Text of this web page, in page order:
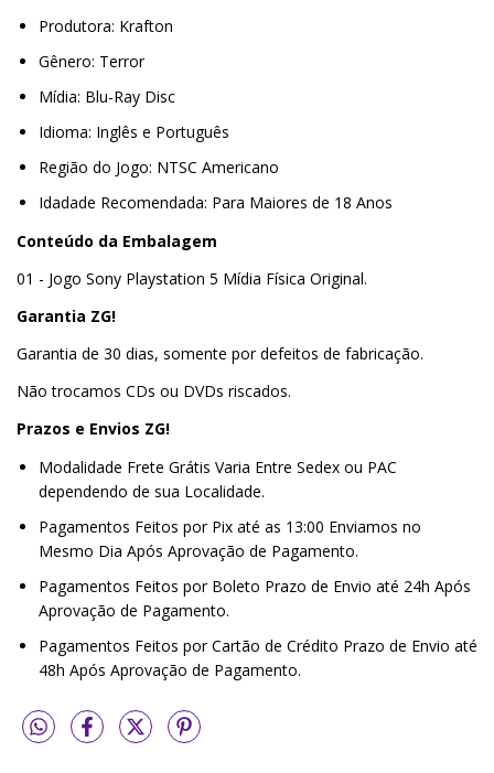
Produtora: Krafton
Gênero: Terror
Mídia: Blu-Ray Disc
Idioma: Inglês e Português
Região do Jogo: NTSC Americano
Idadade Recomendada: Para Maiores de 18 Anos
Conteúdo da Embalagem
01 - Jogo Sony Playstation 5 Mídia Física Original.
Garantia ZG!
Garantia de 30 dias, somente por defeitos de fabricação.
Não trocamos CDs ou DVDs riscados.
Prazos e Envios ZG!
Modalidade Frete Grátis Varia Entre Sedex ou PAC
dependendo de sua Localidade.
Pagamentos Feitos por Pix até as 13:00 Enviamos no
Mesmo Dia Após Aprovação de Pagamento.
Pagamentos Feitos por Boleto Prazo de Envio até 24h Após
Aprovação de Pagamento.
Pagamentos Feitos por Cartão de Crédito Prazo de Envio até
48h Após Aprovação de Pagamento.